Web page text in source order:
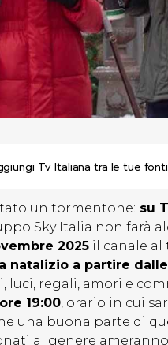
Tv Italiana tra le tue
un tormentone: su
Sky Italia non farà
2025 il canale al
natalizio a partire dalle
luci, regali, amori e
19:00, orario in cui
una buona parte di
al genere ameranno